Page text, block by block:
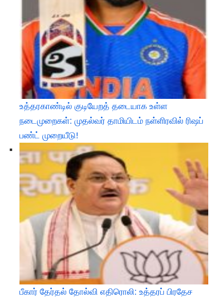
உத்தரகாண்டில் குடியேறத் தடையாக உள்ள
நடைமுறைகள்: முதல்வர் தாமியிடம் நள்ளிரவில் ரிஷப்
பண்ட் முறையீடு!
பீகார் தேர்தல் தோல்வி எதிரொலி: உத்தரப் பிரதேச